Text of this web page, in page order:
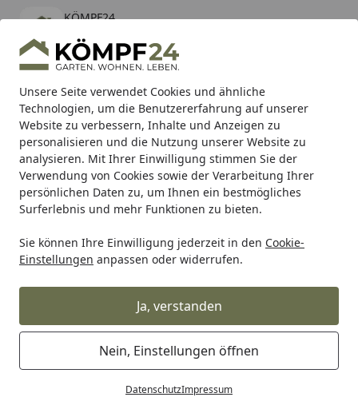
Unsere Seite verwendet Cookies und ähnliche
Technologien, um die Benutzererfahrung auf unserer
Website zu verbessern, Inhalte und Anzeigen zu
personalisieren und die Nutzung unserer Website zu
analysieren. Mit Ihrer Einwilligung stimmen Sie der
Verwendung von Cookies sowie der Verarbeitung Ihrer
persönlichen Daten zu, um Ihnen ein bestmögliches
Surferlebnis und mehr Funktionen zu bieten.
Sie können Ihre Einwilligung jederzeit in den Cookie-
Einstellungen anpassen oder widerrufen.
Ja, verstanden
Nein, Einstellungen öffnen
DatenschutzImpressum
KÖMPF24
kostenlos - Im App Store
Hotline
Alle Produkte
Mein Konto
Suchen
Karibu Pools inkl. gratis Sandfilteranlage & Pool-
Starterset (Gesamtwert bis 468,99€)
Startseite
Konstsmide Außenbereich Außenbeleuchtung
Konstsmide Sockelleuchten
Ihre Artikelübersicht
Kategorien